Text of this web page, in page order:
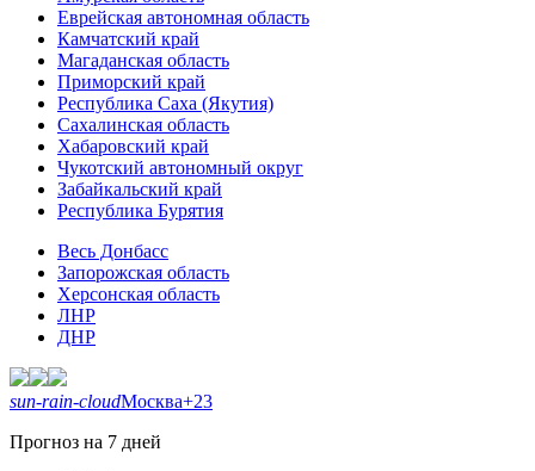
Еврейская автономная область
Камчатский край
Магаданская область
Приморский край
Республика Саха (Якутия)
Сахалинская область
Хабаровский край
Чукотский автономный округ
Забайкальский край
Республика Бурятия
Весь Донбасс
Запорожская область
Херсонская область
ЛНР
ДНР
sun-rain-cloudМосква+23
Прогноз на 7 дней